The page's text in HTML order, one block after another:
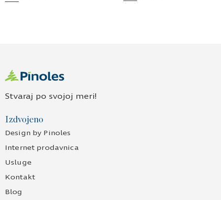
Stvaraj po svojoj meri!
Izdvojeno
Design by Pinoles
Internet prodavnica
Usluge
Kontakt
Blog